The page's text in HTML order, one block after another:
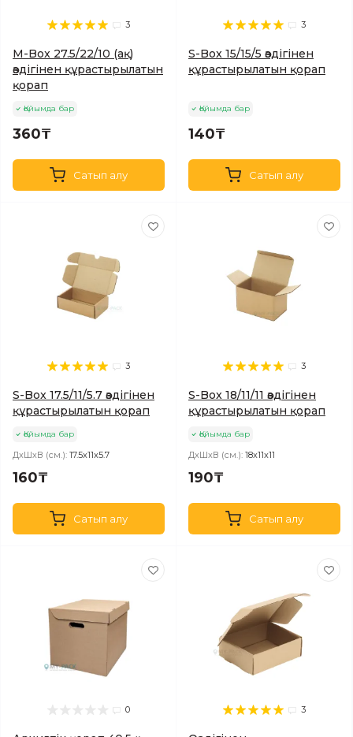
3
M-Box 27.5/22/10 (ақ)
өздігінен құрастырылатын
қорап
Қойымда бар
360₸
Сатып алу
3
S-Box 15/15/5 өздігінен
құрастырылатын қорап
Қойымда бар
140₸
Сатып алу
3
S-Box 17.5/11/5.7 өздігінен
құрастырылатын қорап
Қойымда бар
ДхШхВ (см.): 17.5х11х5.7
160₸
Сатып алу
3
S-Box 18/11/11 өздігінен
құрастырылатын қорап
Қойымда бар
ДхШхВ (см.): 18х11х11
190₸
Сатып алу
0 3